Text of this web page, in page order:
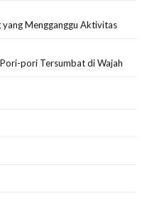
Mengganggu Aktivitas
pori Tersumbat di Wajah